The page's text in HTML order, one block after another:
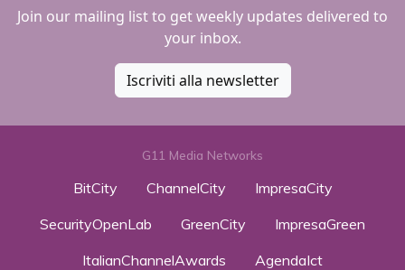
Join our mailing list to get weekly updates delivered to
your inbox.
Iscriviti alla newsletter
G11 Media Networks
BitCity ChannelCity
ImpresaCity
SecurityOpenLab
GreenCity
ImpresaGreen
ItalianChannelAwards
AgendaIct